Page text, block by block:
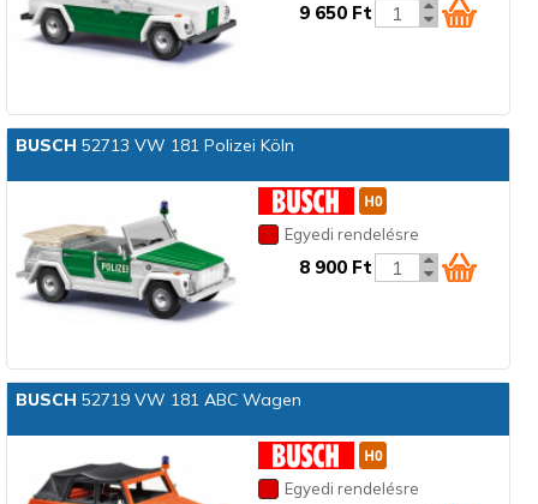
9 650 Ft
BUSCH 52713 VW 181 Polizei Köln
Egyedi rendelésre
8 900 Ft
BUSCH 52719 VW 181 ABC Wagen
Egyedi rendelésre